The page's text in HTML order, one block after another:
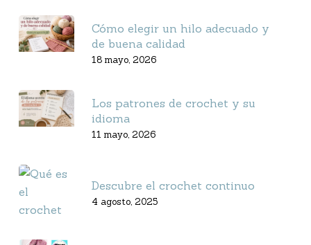
Cómo elegir un hilo adecuado y
de buena calidad
18 mayo, 2026
Los patrones de crochet y su
idioma
11 mayo, 2026
Descubre el crochet continuo
4 agosto, 2025